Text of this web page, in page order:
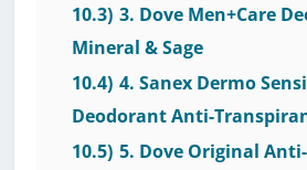
10.3) 3. Dove Men+Care
Mineral & Sage
10.4) 4. Sanex Dermo
Deodorant Anti-
10.5) 5. Dove Original